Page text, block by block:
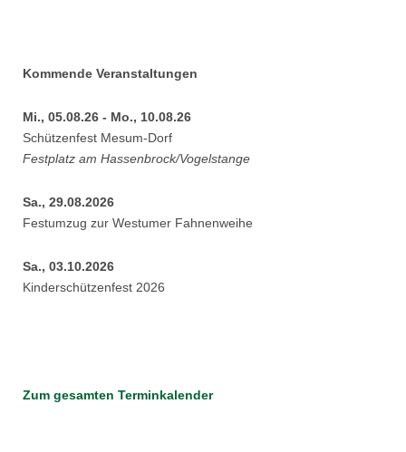
Kommende Veranstaltungen
Mi., 05.08.26 - Mo., 10.08.26
Schützenfest Mesum-Dorf
Festplatz am Hassenbrock/Vogelstange
Sa., 29.08.2026
Festumzug zur Westumer Fahnenweihe
Sa., 03.10.2026
Kinderschützenfest 2026
Zum gesamten Terminkalender